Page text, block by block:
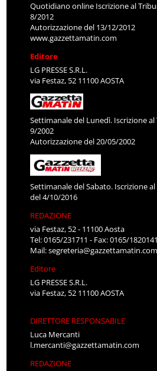
Quotidiano online Iscrizione al
8/2012
Autorizzazione del 13/12/2012
www.gazzettamatin.com
Editore
LG PRESSE S.R.L.
via Festaz, 52 11100 AOSTA
Settimanale del Lunedì. Iscrizione
9/2002
Autorizzazione del 20/05/2002
Settimanale del Sabato. Iscrizione
del 4/10/2016
REDAZIONE
via Festaz, 52 - 11100 Aosta
Tel: 0165/231711 - Fax: 0165/1820141
Mail:segreteria@gazzettamatin.com
Editore
LG PRESSE S.R.L.
via Festaz, 52 11100 AOSTA
DIRETTORE RESPONSABILE
Luca Mercanti
l.mercanti@gazzettamatin.com
REDAZIONE